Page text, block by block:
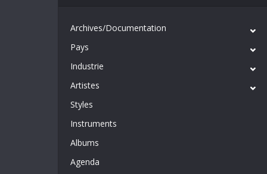
Archives/Documentation
Pays
Industrie
Artistes
Styles
Instruments
Albums
Agenda